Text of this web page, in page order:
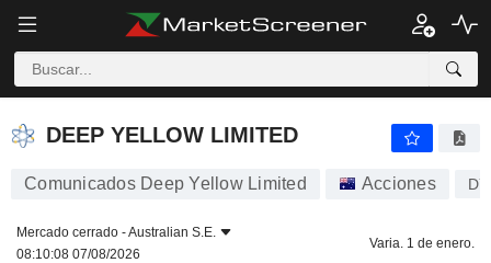
DEEP YELLOW LIMITED
DEEP YELLOW LIMITED
Comunicados Deep Yellow Limited Acciones
Mercado cerrado -Australian S.E.
08:10:08 07/08/2026
Varia. 1 de enero.